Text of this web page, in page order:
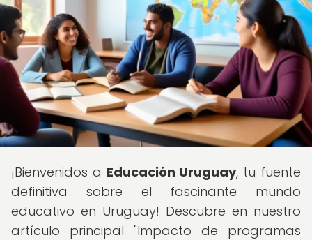
¡Bienvenidos a Educación Uruguay, tu fuente
definitiva sobre el fascinante mundo
educativo en Uruguay! Descubre en nuestro
artículo principal "Impacto de programas